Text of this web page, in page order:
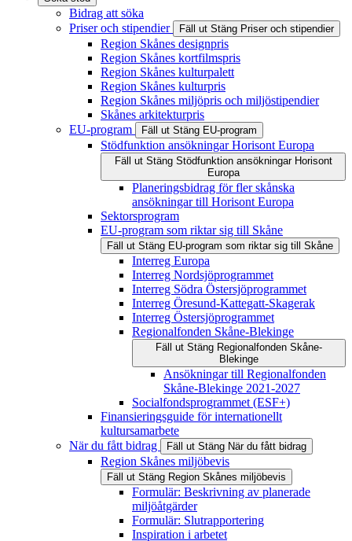
Bidrag att söka
Priser och stipendier
Fäll ut Stäng Priser och stipendier
Region Skånes designpris
Region Skånes kortfilmspris
Region Skånes kulturpalett
Region Skånes kulturpris
Region Skånes miljöpris och miljöstipendier
Skånes arkitekturpris
EU-program
Fäll ut Stäng EU-program
Stödfunktion ansökningar Horisont Europa
Fäll ut Stäng Stödfunktion ansökningar Horisont
Europa
Planeringsbidrag för fler skånska
ansökningar till Horisont Europa
Sektorsprogram
EU-program som riktar sig till Skåne
Fäll ut Stäng EU-program som riktar sig till Skåne
Interreg Europa
Interreg Nordsjöprogrammet
Interreg Södra Östersjöprogrammet
Interreg Öresund-Kattegatt-Skagerak
Interreg Östersjöprogrammet
Regionalfonden Skåne-Blekinge
Fäll ut Stäng Regionalfonden Skåne-
Blekinge
Ansökningar till Regionalfonden
Skåne-Blekinge 2021-2027
Socialfondsprogrammet (ESF+)
Finansieringsguide för internationellt
kultursamarbete
När du fått bidrag
Fäll ut Stäng När du fått bidrag
Region Skånes miljöbevis
Fäll ut Stäng Region Skånes miljöbevis
Formulär: Beskrivning av planerade
miljöåtgärder
Formulär: Slutrapportering
Inspiration i arbetet